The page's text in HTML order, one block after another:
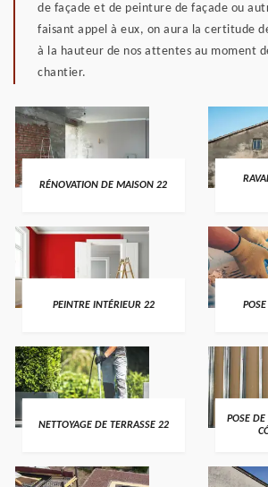
de façade et de peinture de façade ou
faisant appel à eux, on aura la certitude
à la hauteur de nos attentes au moment
chantier.
RÉNOVATION DE MAISON 22
PEINTRE INTÉRIEUR 22
NETTOYAGE DE TERRASSE 22
POSE